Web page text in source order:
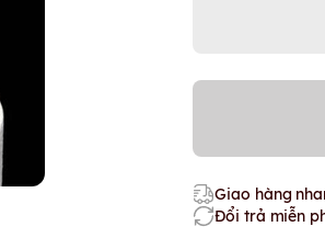
Giao hàng
Đổi trả miễn